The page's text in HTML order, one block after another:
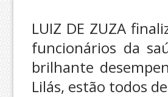
LUIZ DE ZUZA
funcionários da
brilhante
Lilás, estão todos